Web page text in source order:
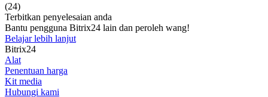
(24)
Terbitkan penyelesaian anda
Bantu pengguna Bitrix24 lain dan peroleh wang!
Belajar lebih lanjut
Bitrix24
Alat
Penentuan harga
Kit media
Hubungi kami